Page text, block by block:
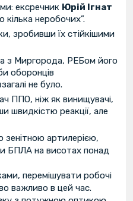
ексречник Юрій Ігнат
неробочих”.
зробивши їх стійкішими
з Миргорода, РЕБом його
оборонців
не було.
ППО, ніж як винищувачі,
швидкістю реакції, але
зенітною артилерією,
БПЛА на висотах понад
перемішувати робочі
важливо в цей час.